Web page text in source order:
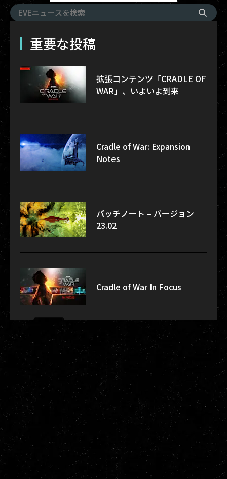
重要な投稿
拡張コンテンツ「CRADLE OF
WAR」、いよいよ到来
Cradle of War: Expansion
Notes
パッチノート – バージョン
23.02
Cradle of War In Focus